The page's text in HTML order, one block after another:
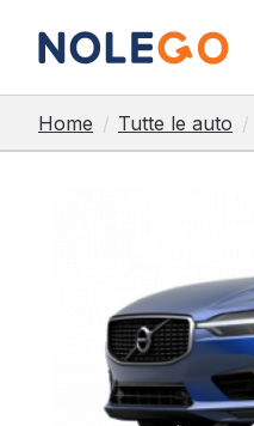
Home / Tutte le auto /